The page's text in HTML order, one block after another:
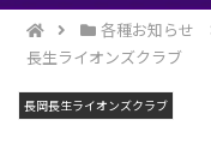
各種お知らせ
長生ライオンズクラブ
長岡長生ライオンズクラブ